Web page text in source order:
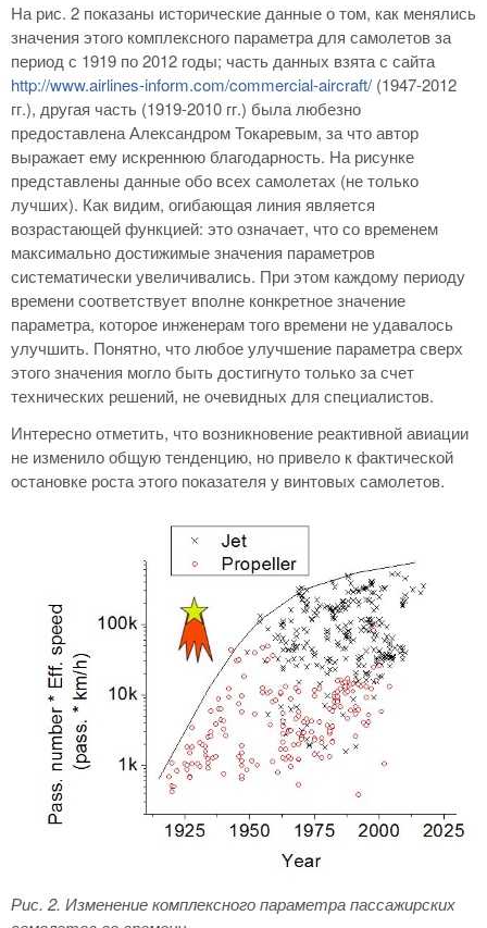
На рис. 2 показаны исторические данные о том, как менялись
значения этого комплексного параметра для самолетов за
период с 1919 по 2012 годы; часть данных взята с сайта
http://www.airlines-inform.com/commercial-aircraft/ (1947-2012
гг.), другая часть (1919-2010 гг.) была любезно
предоставлена Александром Токаревым, за что автор
выражает ему искреннюю благодарность. На рисунке
представлены данные обо всех самолетах (не только
лучших). Как видим, огибающая линия является
возрастающей функцией: это означает, что со временем
максимально достижимые значения параметров
систематически увеличивались. При этом каждому периоду
времени соответствует вполне конкретное значение
параметра, которое инженерам того времени не удавалось
улучшить. Понятно, что любое улучшение параметра сверх
этого значения могло быть достигнуто только за счет
технических решений, не очевидных для специалистов.
Интересно отметить, что возникновение реактивной авиации
не изменило общую тенденцию, но привело к фактической
остановке роста этого показателя у винтовых самолетов.
Рис. 2. Изменение комплексного параметра пассажирских